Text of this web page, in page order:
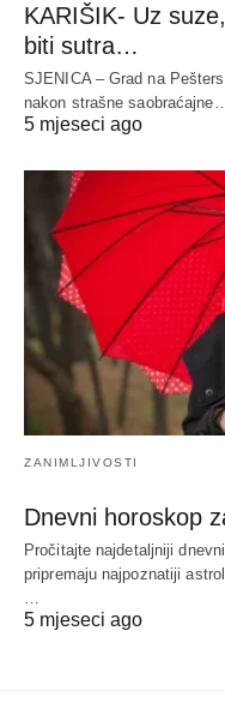
KARIŠIK- Uz
biti sutra…
SJENICA – Grad na
nakon strašne saobraćajne…
5 mjeseci ago
ZANIMLJIVOSTI
Dnevni horoskop
Pročitajte najdetaljniji
pripremaju najpoznatiji
…
5 mjeseci ago